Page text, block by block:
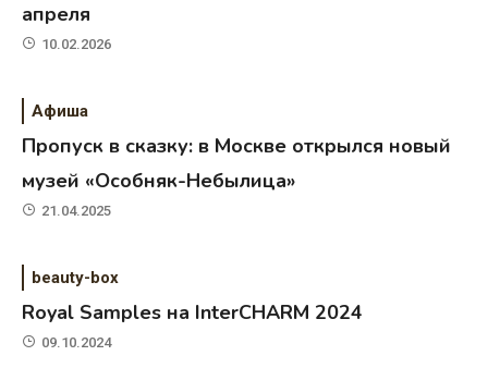
апреля
10.02.2026
Афиша
Пропуск в сказку: в Москве открылся новый
музей «Особняк-Небылица»
21.04.2025
beauty-box
Royal Samples на InterCHARM 2024
09.10.2024